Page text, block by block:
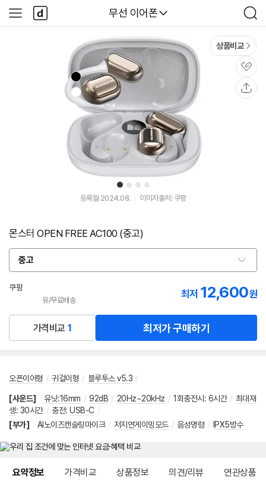
다나와
무선 이어폰
검
색
사
이
다
나
와
1 2 3 4
상품비교
관
심
등록월 2024.08. 이미지출처: 쿠팡
몬스터 OPEN FREE AC100 (중고)
중고
옵
션
선
쿠팡
유/무료배송
최저 12,600원
가격비교 1 최저가 구매하기
오픈이어형 / 귀걸이형 / 블루투스 v5.3 /
[사운드] 유닛:16mm / 92dB / 20Hz~20kHz / 1회충전시 : 6시간 / 최대재
생: 30시간 / 충전: USB-C /
[부가]
AI노이즈캔슬링마이크 / 저지연게이밍모드 / 음성명령 / IPX5방수
요약정보 가격비교 상품정보 의견/리뷰 연관상품